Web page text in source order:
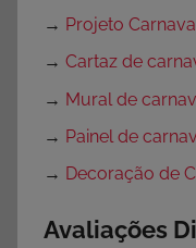
→ Projeto
→ Cartaz de
→ Mural de
→ Painel de
→ Decoração de
Avaliações